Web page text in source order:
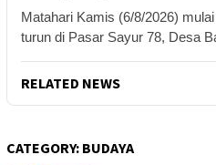
Matahari Kamis (6/8/2026)
turun di Pasar Sayur 78, Desa
RELATED NEWS
CATEGORY: BUDAYA